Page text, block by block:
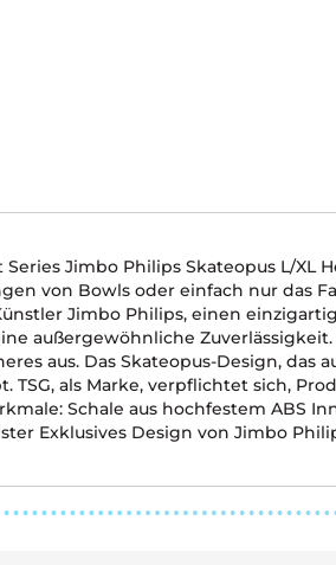
Jimbo Philips Skateopus L/XL
von Bowls oder einfach nur das
Jimbo Philips, einen
außergewöhnliche
aus. Das Skateopus-Design, das
als Marke, verpflichtet sich,
Schale aus hochfestem ABS
Exklusives Design von Jimbo